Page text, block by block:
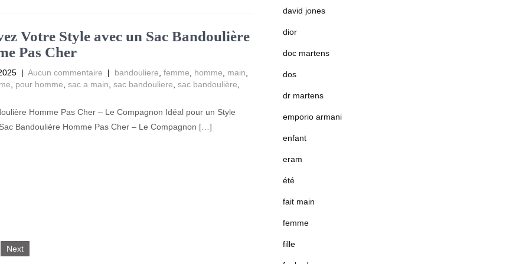
Votre Style avec un Sac Bandoulière
Pas Cher
| Aucun commentaire | bandouliere femme homme main
pour homme sac a main sac bandouliere sac bandoulière
Homme Pas Cher – Le Compagnon Idéal pour un Style
Bandoulière Homme Pas Cher – Le Compagnon […]
Next
david jones
dior
doc martens
dos
dr martens
emporio armani
enfant
eram
été
fait main
femme
fille